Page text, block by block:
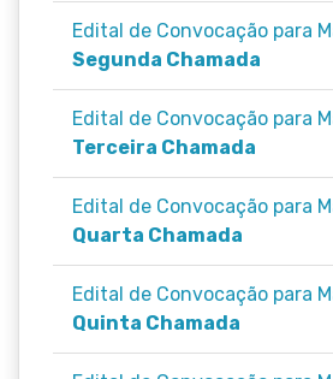
Edital de Convocação para
Segunda Chamada
Edital de Convocação para
Terceira Chamada
Edital de Convocação para
Quarta Chamada
Edital de Convocação para
Quinta Chamada